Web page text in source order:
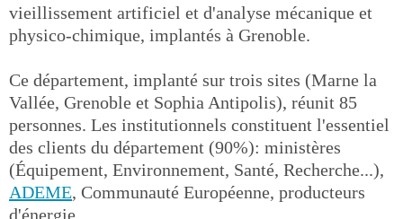
vieillissement artificiel et d'analyse mécanique et
physico-chimique, implantés à Grenoble.
Ce département, implanté sur trois sites (Marne la
Vallée, Grenoble et Sophia Antipolis), réunit 85
personnes. Les institutionnels constituent l'essentiel
des clients du département (90%): ministères
(Équipement, Environnement, Santé, Recherche...),
ADEME, Communauté Européenne, producteurs
d'énergie...